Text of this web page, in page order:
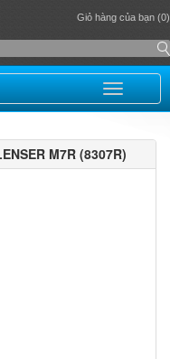
Giỏ hàng của bạn (0)
M7R (8307R)